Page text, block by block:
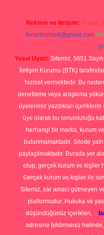
Reklam ve İletişim: E-mail:
forumhizmeti@gmail.com
Yasal Uyarı: Sitemiz, 5651
İletişim Kurumu (BTK)
hizmet vermektedir. Bu
denetleme veya araştırma
üyelerimiz yazdıkları
üye olarak bu sorumluluğu
herhangi bir marka, kurum
bulunmamaktadır. Sitede
paylaşılmaktadır. Burada yer
olup, gerçek kurum ve kişiler
Gerçek kurum ve kişiler ile
Sitemiz, kar amacı gütmeyen
platformudur. Hukuka ve
düşündüğünüz içerikleri,
adresine bildirmeniz